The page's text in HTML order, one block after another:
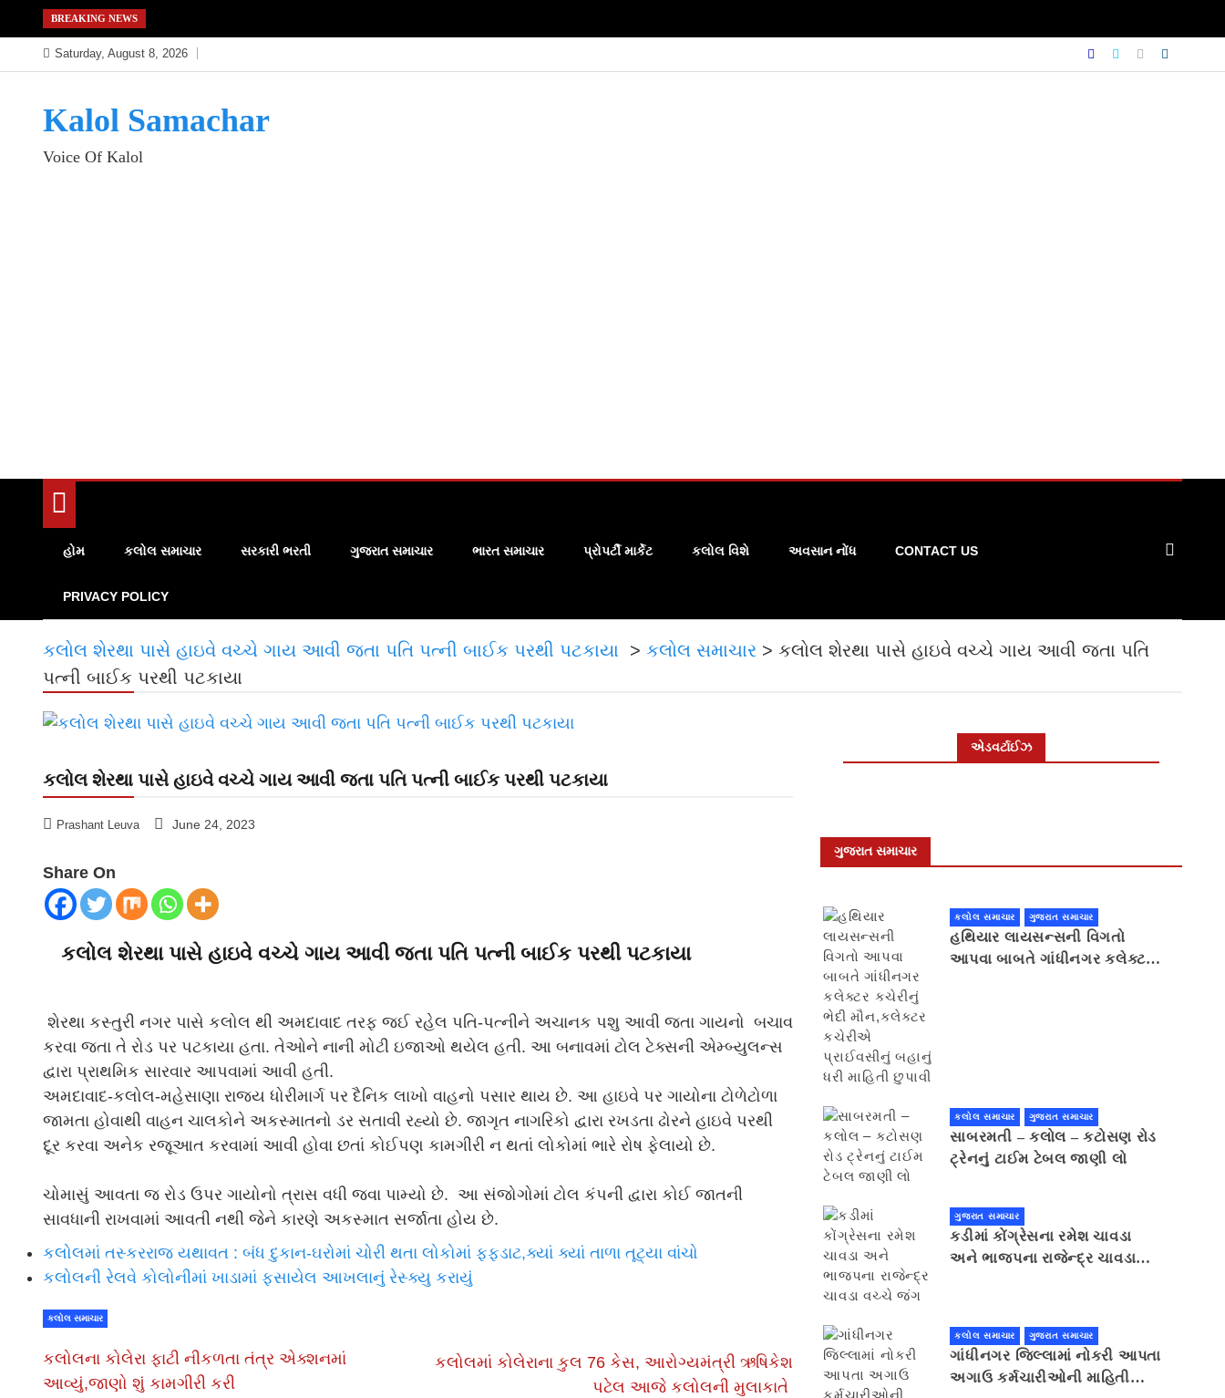
to
content
BREAKING NEWS
Saturday, August 8, 2026
Kalol Samachar
Voice Of Kalol
હોમ કલોલ સમાચાર સરકારી ભરતી ગુજરાત સમાચાર ભારત સમાચાર પ્રોપર્ટી માર્કેટ કલોલ વિશે અવસાન નોંધ CONTACT US
PRIVACY POLICY
કલોલ શેરથા પાસે હાઇવે વચ્ચે ગાય આવી જતા પતિ પત્ની બાઈક પરથી પટકાયા > કલોલ સમાચાર > કલોલ શેરથા પાસે હાઇવે વચ્ચે ગાય આવી જતા પતિ
પત્ની બાઈક પરથી પટકાયા
કલોલ શેરથા પાસે હાઇવે વચ્ચે ગાય આવી જતા પતિ પત્ની બાઈક પરથી પટકાયા
Prashant Leuva June 24, 2023
Share On
કલોલ શેરથા પાસે હાઇવે વચ્ચે ગાય આવી જતા પતિ પત્ની બાઈક પરથી પટકાયા
શેરથા કસ્તુરી નગર પાસે કલોલ થી અમદાવાદ તરફ જઈ રહેલ પતિ-પત્નીને અચાનક પશુ આવી જતા ગાયનો બચાવ
કરવા જતા તે રોડ પર પટકાયા હતા. તેઓને નાની મોટી ઇજાઓ થયેલ હતી. આ બનાવમાં ટોલ ટેક્સની એમ્બ્યુલન્સ
દ્વારા પ્રાથમિક સારવાર આપવામાં આવી હતી.
અમદાવાદ-કલોલ-મહેસાણા રાજ્ય ધોરીમાર્ગ પર દૈનિક લાખો વાહનો પસાર થાય છે. આ હાઇવે પર ગાયોના ટોળેટોળા
જામતા હોવાથી વાહન ચાલકોને અકસ્માતનો ડર સતાવી રહ્યો છે. જાગૃત નાગરિકો દ્વારા રખડતા ઢોરને હાઇવે પરથી
દૂર કરવા અનેક રજૂઆત કરવામાં આવી હોવા છતાં કોઈપણ કામગીરી ન થતાં લોકોમાં ભારે રોષ ફેલાયો છે.
ચોમાસું આવતા જ રોડ ઉપર ગાયોનો ત્રાસ વધી જવા પામ્યો છે. આ સંજોગોમાં ટોલ કંપની દ્વારા કોઈ જાતની
સાવધાની રાખવામાં આવતી નથી જેને કારણે અકસ્માત સર્જાતા હોય છે.
કલોલમાં તસ્કરરાજ યથાવત : બંધ દુકાન-ઘરોમાં ચોરી થતા લોકોમાં ફફડાટ,ક્યાં ક્યાં તાળા તૂટ્યા વાંચો
કલોલની રેલવે કોલોનીમાં ખાડામાં ફસાયેલ આખલાનું રેસ્ક્યુ કરાયું
કલોલ સમાચાર
કલોલના કોલેરા ફાટી નીકળતા તંત્ર એક્શનમાં
આવ્યું,જાણો શું કામગીરી કરી
કલોલમાં કોલેરાના કુલ 76 કેસ, આરોગ્યમંત્રી ઋષિકેશ
પટેલ આજે કલોલની મુલાકાતે
એડવર્ટાઈઝ
ગુજરાત સમાચાર
કલોલ સમાચાર ગુજરાત સમાચાર
હથિયાર લાયસન્સની વિગતો
આપવા બાબતે ગાંધીનગર કલેક્ટર
કલોલ સમાચાર ગુજરાત સમાચાર
સાબરમતી – કલોલ – કટોસણ રોડ
ટ્રેનનું ટાઈમ ટેબલ જાણી લો
ગુજરાત સમાચાર
કડીમાં કોંગ્રેસના રમેશ ચાવડા
અને ભાજપના રાજેન્દ્ર ચાવડા
કલોલ સમાચાર ગુજરાત સમાચાર
ગાંધીનગર જિલ્લામાં નોકરી આપતા
અગાઉ કર્મચારીઓની માહિતી